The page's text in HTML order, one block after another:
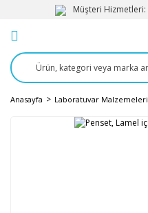
Müşteri Hizmetleri:
Anasayfa Laboratuvar Malzemeleri